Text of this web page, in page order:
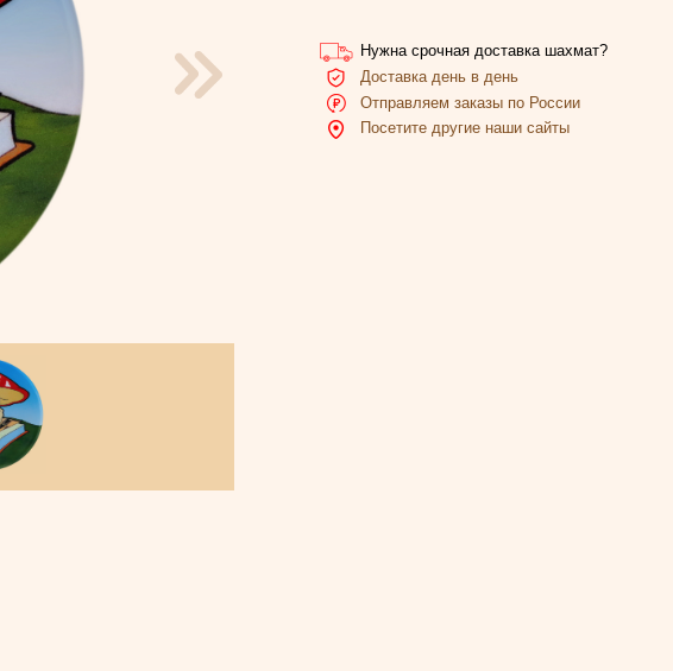
Нужна срочная доставка шахмат?
Доставка день в день
Отправляем заказы по России
Посетите другие наши сайты